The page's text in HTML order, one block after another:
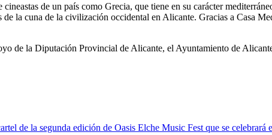
cineastas de un país como Grecia, que tiene en su carácter
la cuna de la civilización occidental en Alicante. Gracias a Casa
de la Diputación Provincial de Alicante, el Ayuntamiento de
de la segunda edición de Oasis Elche Music Fest que se celebrará